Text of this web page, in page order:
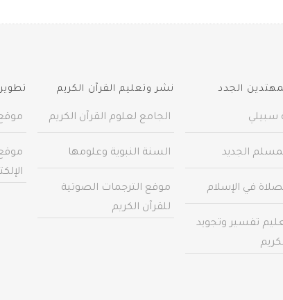
الجدد
سبيلي
الجديد
في الإسلام
تفسير وتجويد
نشر وتعليم القرآن الكريم
الجامع لعلوم القرآن الكريم
السنة النبوية وعلومها
موقع الترجمات الصوتية
للقرآن الكريم